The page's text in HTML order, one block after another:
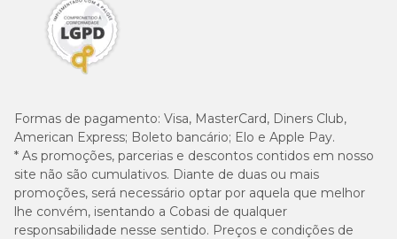
Formas de pagamento: Visa, MasterCard, Diners Club,
American Express; Boleto bancário; Elo e Apple Pay.
* As promoções, parcerias e descontos contidos em nosso
site não são cumulativos. Diante de duas ou mais
promoções, será necessário optar por aquela que melhor
lhe convém, isentando a Cobasi de qualquer
responsabilidade nesse sentido. Preços e condições de